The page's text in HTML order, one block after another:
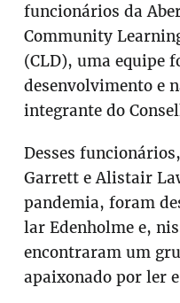
funcionários da
Community
(CLD), uma equipe
desenvolvimento e
integrante do
Desses
Garrett e Alistair
pandemia, foram
lar Edenholme e,
encontraram um
apaixonado por ler